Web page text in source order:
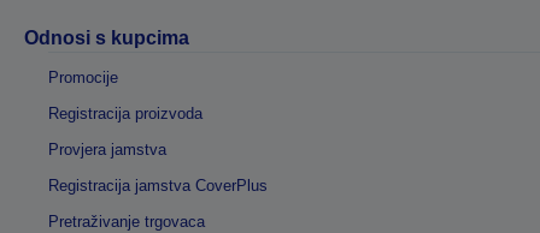
Odnosi s kupcima
Promocije
Registracija proizvoda
Provjera jamstva
Registracija jamstva CoverPlus
Pretraživanje trgovaca